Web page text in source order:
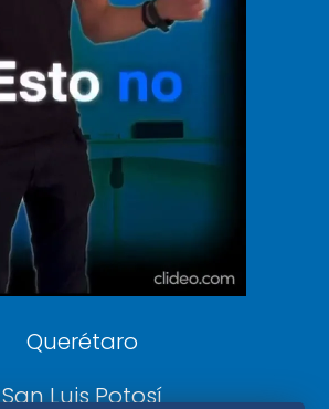
Clase
De 10 sports
DeDinero
Confabulario
Aviso Oportuno
Consultas
Querétaro
San Luis Potosí